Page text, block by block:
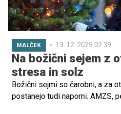
MALČEK 13. 12. 2025 02.39
Na božični sejem z
stresa in solz
Božični sejmi so čarobni, a za
postanejo tudi naporni. AMZS,